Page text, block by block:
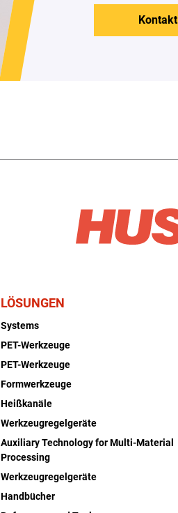
Kontakt
LÖSUNGEN
Systems
PET-Werkzeuge
PET-Werkzeuge
Formwerkzeuge
Heißkanäle
Werkzeugregelgeräte
Auxiliary Technology for Multi-Material
Processing
Werkzeugregelgeräte
Handbücher